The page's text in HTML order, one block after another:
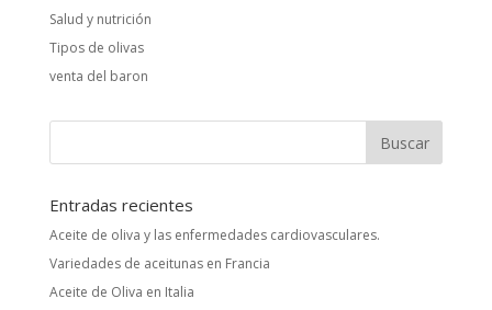
Salud y nutrición
Tipos de olivas
venta del baron
Entradas recientes
Aceite de oliva y las enfermedades cardiovasculares.
Variedades de aceitunas en Francia
Aceite de Oliva en Italia